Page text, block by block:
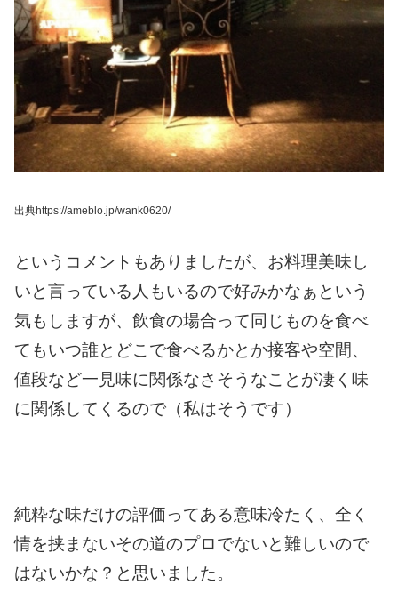
出典https://ameblo.jp/wank0620/
というコメントもありましたが、 お料理美味し
いと言っている人もいるので好みかなぁという
気もしますが、 飲食の場合って同じものを食べ
てもいつ誰とどこで食べるかとか接客や空間、
値段など一見味に関係なさそうなことが凄く味
に関係してくるので（私はそうです）
純粋な味だけの評価ってある意味冷たく、 全く
情を挟まないその道のプロでないと難しいので
はないかな？ と思いました。